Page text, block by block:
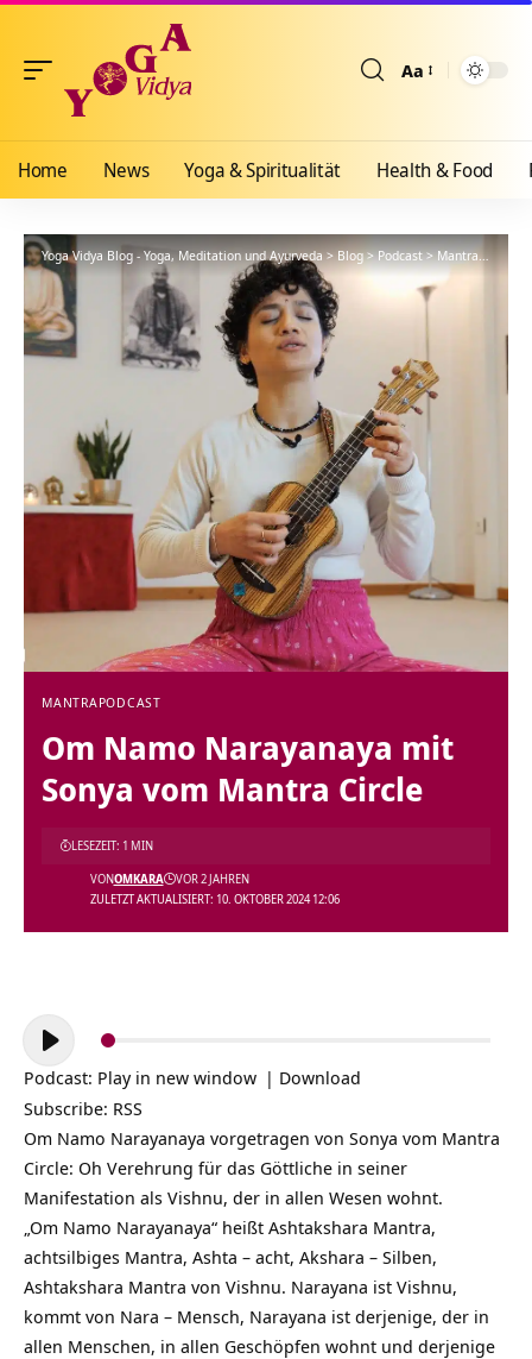
Aa
Home News Yoga & Spiritualität Health & Food
Yoga Vidya Blog - Yoga, Meditation und Ayurveda>Blog>Podcast>Mantra>Om
MANTRAPODCAST
Om Namo Narayanaya mit
Sonya vom Mantra Circle
ZULETZT AKTUALISIERT: 10. OKTOBER 2024 12:06
VONOMKARA VOR 2 JAHREN
LESEZEIT: 1 MIN
Audio-
Player
Podcast: Play in new window | Download
Subscribe: RSS
Om Namo Narayanaya vorgetragen von Sonya vom Mantra
Circle: Oh Verehrung für das Göttliche in seiner
Manifestation als Vishnu, der in allen Wesen wohnt.
„Om Namo Narayanaya“ heißt Ashtakshara Mantra,
achtsilbiges Mantra, Ashta – acht, Akshara – Silben,
Ashtakshara Mantra von Vishnu. Narayana ist Vishnu,
kommt von Nara – Mensch, Narayana ist derjenige, der in
allen Menschen, in allen Geschöpfen wohnt und derjenige